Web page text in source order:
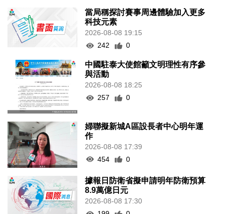
當局稱探討賽事周邊體驗加入更多
科技元素
2026-08-08 19:15
242
0
中國駐泰大使館籲文明理性有序參
與活動
2026-08-08 18:25
257
0
婦聯擬新城A區設長者中心明年運
作
2026-08-08 17:39
454
0
據報日防衛省擬申請明年防衛預算
8.9萬億日元
2026-08-08 17:30